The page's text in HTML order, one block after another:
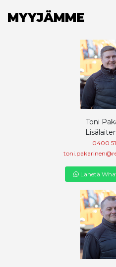
MYYJÄMME
Toni
0400
Lähetä